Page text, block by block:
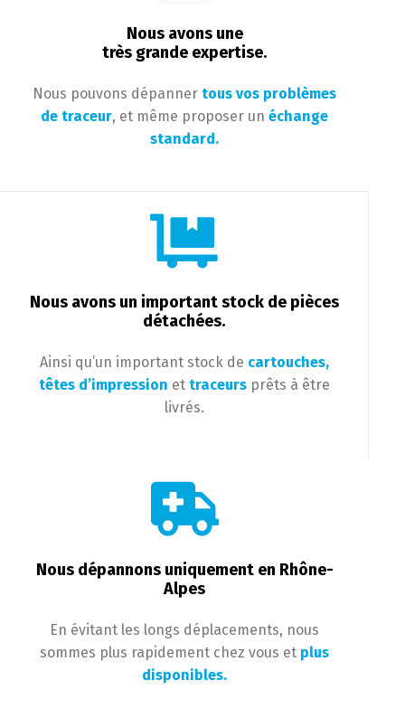
Nous avons une
très grande expertise.
Nous pouvons dépanner tous vos problèmes
de traceur, et même proposer un échange
standard.
Nous avons un important stock de pièces
détachées.
Ainsi qu’un important stock de cartouches,
têtes d’impression et traceurs prêts à être
livrés.
Nous dépannons uniquement en Rhône-
Alpes
En évitant les longs déplacements, nous
sommes plus rapidement chez vous et plus
disponibles.